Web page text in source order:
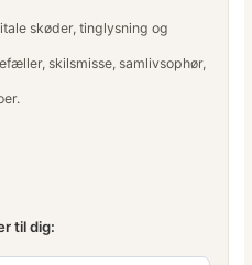
skøder, tinglysning og
skilsmisse, samlivsophør,
til dig: